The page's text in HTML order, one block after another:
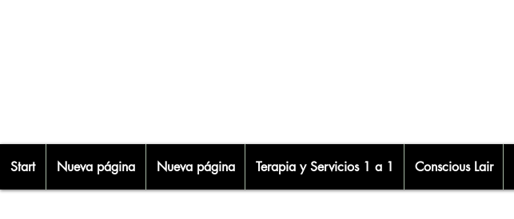
Start Nueva página Nueva página Terapia y Servicios 1 a 1 Conscious Lair